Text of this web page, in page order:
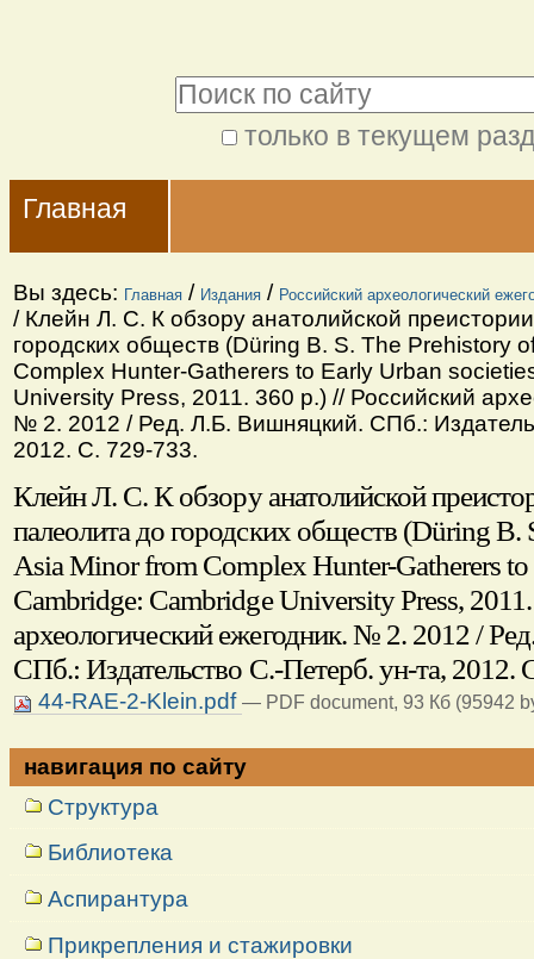
содержимому.
Перейти
навигации
только в текущем
поиск
Navigation
Главная
Вы здесь: Главная / Издания / Российский археологический
/ Клейн Л. С. К обзору анатолийской
городских обществ (Düring B. S. The Prehistory
Complex Hunter-Gatherers to Early Urban
University Press, 2011. 360 р.) // Российский
№ 2. 2012 / Ред. Л.Б. Вишняцкий. СПб.:
2012. С. 729-733.
Клейн Л. С. К обзору анатолийской
палеолита до городских обществ (Düring B.
Asia Minor from Complex Hunter-Gatherers
Cambridge: Cambridge University Press,
археологический ежегодник. № 2. 2012 /
СПб.: Издательство С.-Петерб. ун-та, 2012.
44-RAE-2-Klein.pdf — PDF document, 93 Кб (95942
навигация по сайту
Структура
Библиотека
Аспирантура
Прикрепления и стажировки